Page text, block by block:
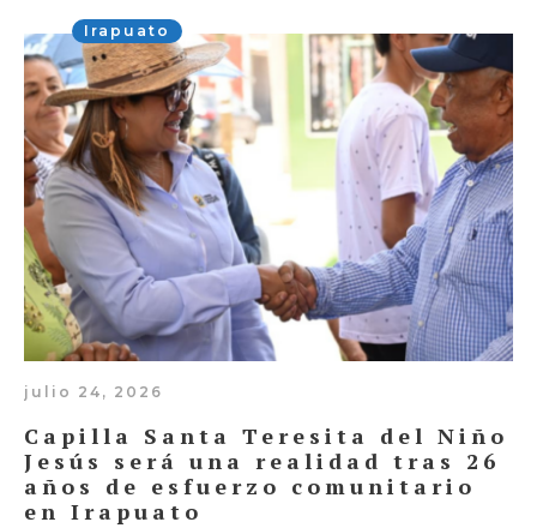
Irapuato
julio 24, 2026
Capilla Santa Teresita del Niño
Jesús será una realidad tras 26
años de esfuerzo comunitario
en Irapuato